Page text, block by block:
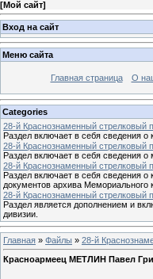
[Мой сайт]
Вход на сайт
Меню сайта
Главная страница О
Categories
28-й Краснознаменный стрелковый
Раздел включает в себя сведения о
28-й Краснознаменный стрелковый
Раздел включает в себя сведения
28-й Краснознаменный стрелковый
Раздел включает в себя сведения о
документов архива Мемориального
28-й Краснознаменный стрелковый
Раздел является дополнением и
дивизии.
Главная » Файлы » 28-й
Красноармеец МЕТЛИН Павел